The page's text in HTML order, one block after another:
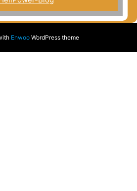
EnwooWordPress theme